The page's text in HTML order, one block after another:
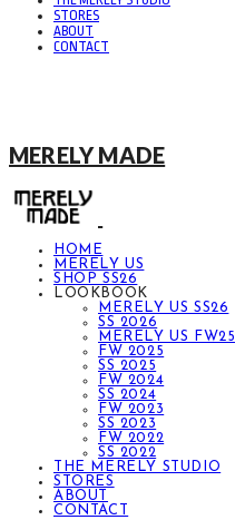
STORES
ABOUT
CONTACT
MERELY MADE
HOME
MERELY US
SHOP SS26
LOOKBOOK
MERELY US SS26
SS 2026
MERELY US FW25
FW 2025
SS 2025
FW 2024
SS 2024
FW 2023
SS 2023
FW 2022
SS 2022
THE MERELY STUDIO
STORES
ABOUT
CONTACT